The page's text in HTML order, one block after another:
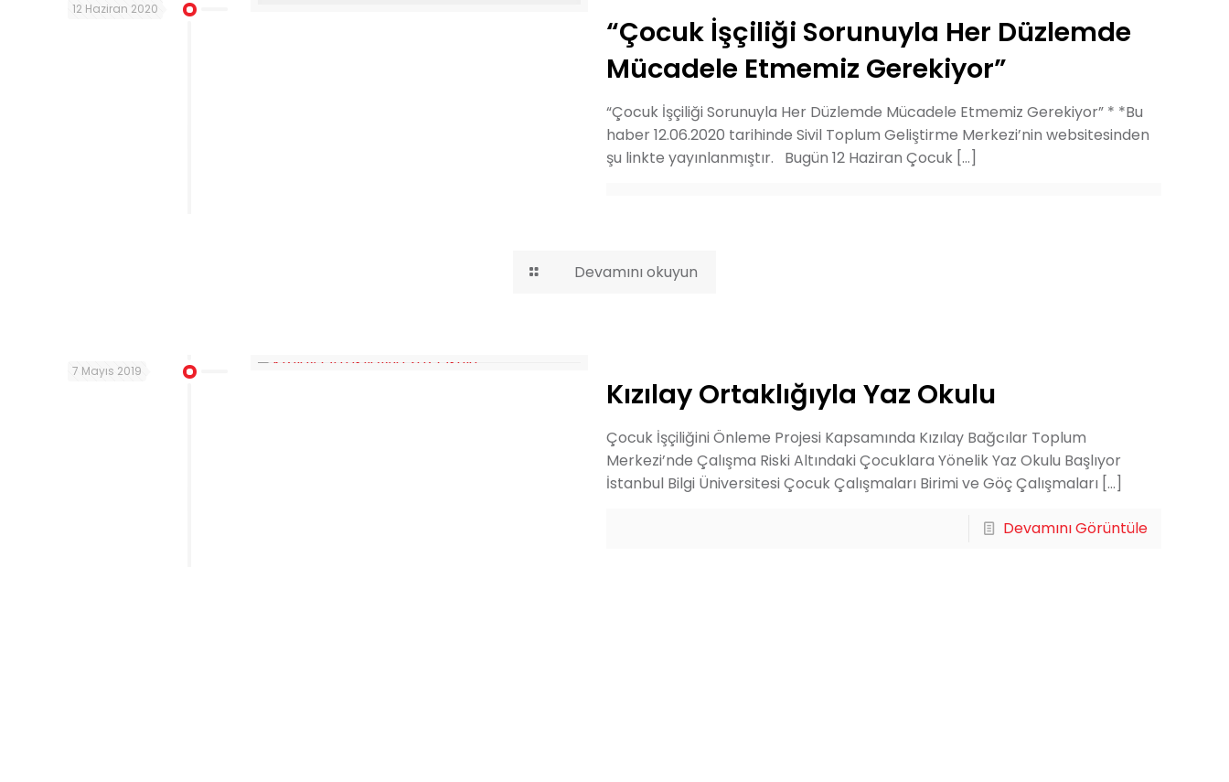
12 Haziran 2020
“Çocuk İşçiliği Sorunuyla Her Düzlemde
Mücadele Etmemiz Gerekiyor”
“Çocuk İşçiliği Sorunuyla Her Düzlemde Mücadele Etmemiz Gerekiyor” * *Bu
haber 12.06.2020 tarihinde Sivil Toplum Geliştirme Merkezi’nin websitesinden
şu linkte yayınlanmıştır. Bugün 12 Haziran Çocuk[…]
Devamını okuyun
7 Mayıs 2019
Kızılay Ortaklığıyla Yaz Okulu
Çocuk İşçiliğini Önleme Projesi Kapsamında Kızılay Bağcılar Toplum
Merkezi’nde Çalışma Riski Altındaki Çocuklara Yönelik Yaz Okulu Başlıyor
İstanbul Bilgi Üniversitesi Çocuk Çalışmaları Birimi ve Göç Çalışmaları […]
Devamını Görüntüle